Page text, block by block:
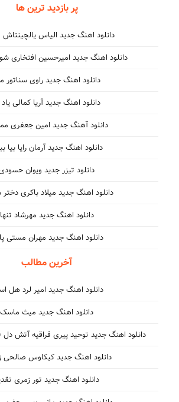
پر بازدید ترین ها
دانلود اهنگ جدید الیاس
دانلود اهنگ جدید امیرحسین
دانلود اهنگ جدید راوی سناتور
دانلود اهنگ جدید آریا کمالی
دانلود آهنگ جدید امین جعفری
دانلود اهنگ جدید آرمان رایا بیا
دانلود تیزر جدید ویوان
دانلود اهنگ جدید میلاد باکری
دانلود اهنگ جدید مهرشاد تنها
دانلود اهنگ جدید مهران مستی
آخرین مطالب
دانلود اهنگ جدید امیر لرد هل
دانلود اهنگ جدید میث ماسک
دانلود اهنگ جدید توحید پیری قراقیه آتش
دانلود اهنگ جدید کیکاوس صالحی
دانلود اهنگ جدید تور زمری